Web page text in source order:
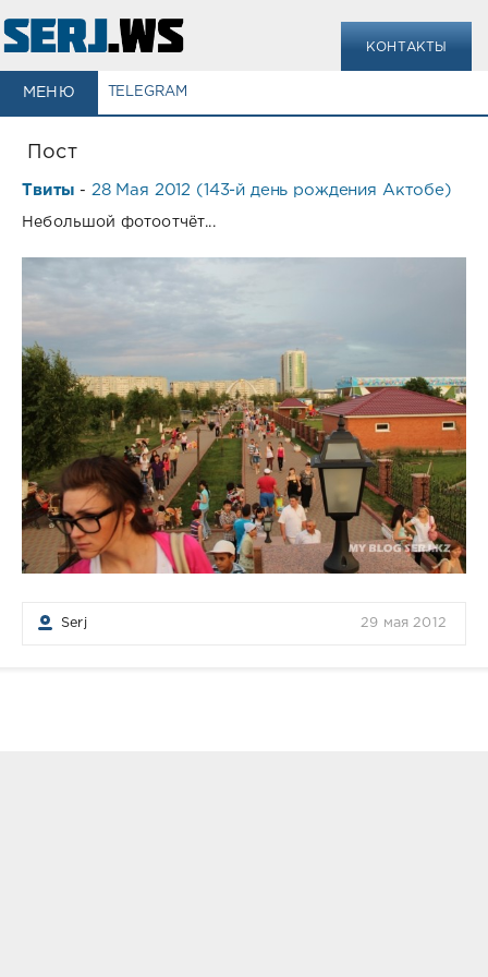
КОНТАКТЫ
МЕНЮ TELEGRAM
Пост
Твиты - 28 Мая 2012 (143-й день рождения Актобе)
Небольшой фотоотчёт...
Serj 29 мая 2012